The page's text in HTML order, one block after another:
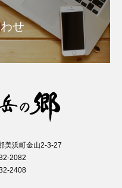
せ
浜町金山2-3-27
2082
2408